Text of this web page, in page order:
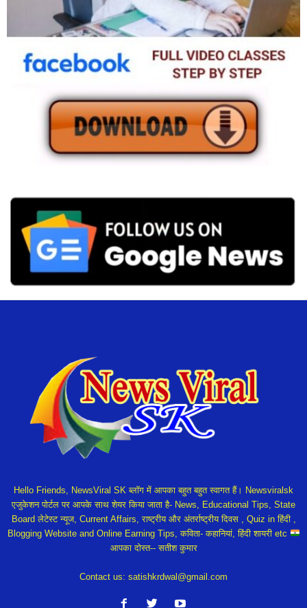
Hello Friends, NewsViral SK ब्लॉग में आपका बहुत बहुत स्वागत हैं। Newsviralsk
एजुकेशन पोर्टल पर आपके साथ शेयर किया जाता है- News, Educational Tips, State
Board लेटेस्ट न्यूज, Current Affairs, राष्ट्रीय और अंतर्राष्ट्रीय दिवस , Quiz in हिंदी ,
Blogging Website and Online Earning Tips, कविता- कहानियां, हिंदी शायरी etc
आपका दोस्त-- सतीश कुमार
Contact us: satishkrdwal@gmail.com